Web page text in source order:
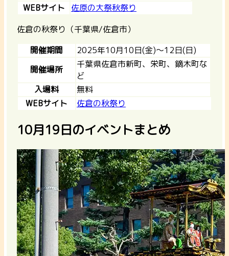
WEBサイト
佐原の大祭秋祭り
佐倉の秋祭り（千葉県/佐倉市）
開催期間
2025年10月10日(金)〜12日(日)
開催場所
千葉県佐倉市新町、栄町、鏑木町な
ど
入場料
無料
WEBサイト
佐倉の秋祭り
10月19日のイベントまとめ